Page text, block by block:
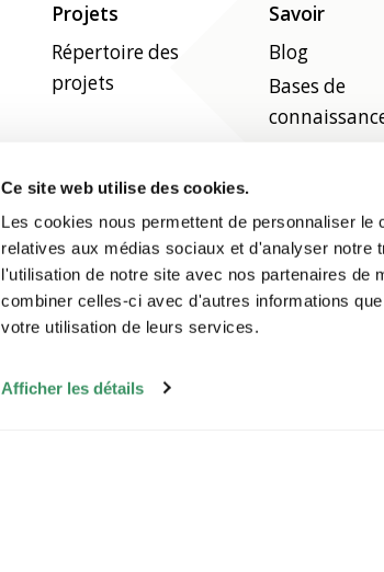
Ce site web utilise des cookies.
Les cookies nous permettent de personnaliser
relatives aux médias sociaux et d'analyser notre
l'utilisation de notre site avec nos partenaires de
combiner celles-ci avec d'autres informations
votre utilisation de leurs services.
Afficher les détails
Projets
Répertoire des
projets
Savoir
Blog
Bases de
Suivez-